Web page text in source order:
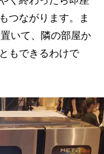
つながります。ま
いて、隣の部屋か
もできるわけで